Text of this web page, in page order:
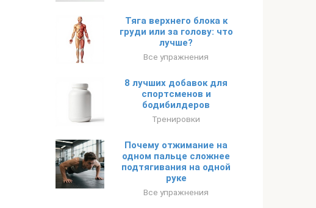
Тяга верхнего блока к
груди или за голову: что
лучше?
Все упражнения
8 лучших добавок для
спортсменов и
бодибилдеров
Тренировки
Почему отжимание на
одном пальце сложнее
подтягивания на одной
руке
Все упражнения